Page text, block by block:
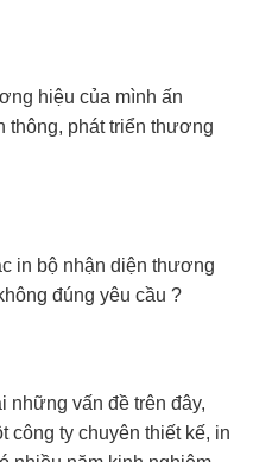
hiệu của mình ấn
thông, phát triển thương
in bộ nhận diện thương
đúng yêu cầu ?
những vấn đề trên đây,
công ty chuyên thiết kế, in